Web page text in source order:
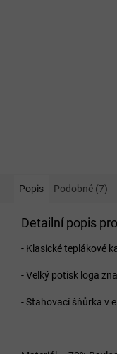
Popis Podobné (7)
Detailní popis
- Klasické teplákové
- Velký potisk loga
- Stahovací šňůrka v